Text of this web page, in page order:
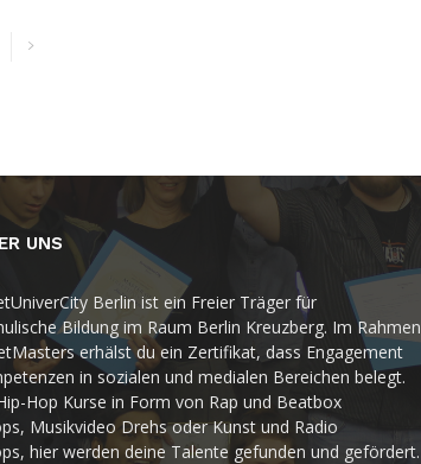
UNS
Berlin ist ein Freier Träger für
Bildung im Raum Berlin Kreuzberg. Im Rahmen
erhälst du ein Zertifikat, dass Engagement
in sozialen und medialen Bereichen belegt.
Hop Kurse in Form von Rap und Beatbox
Musikvideo Drehs oder Kunst und Radio
hier werden deine Talente gefunden und gefördert.